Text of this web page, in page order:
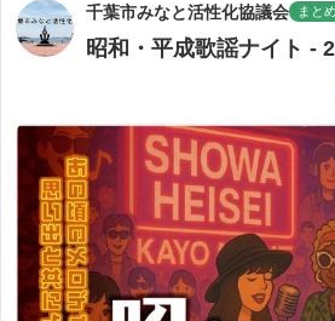
千葉市みなと活性化協議会 まと
昭和・平成歌謡ナイト -